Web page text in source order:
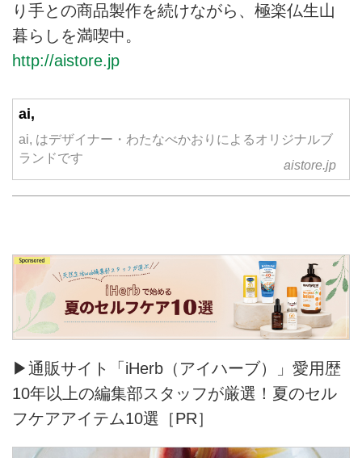
り手との商品製作を続けながら、極楽仏生山
暮らしを満喫中。
http://aistore.jp
ai,
ai, はデザイナー・わたなべかおりによるオリジナルブ
ランドです
aistore.jp
▶通販サイト「iHerb（アイハーブ）」愛用歴
10年以上の編集部スタッフが厳選！夏のセル
フケアアイテム10選［PR］